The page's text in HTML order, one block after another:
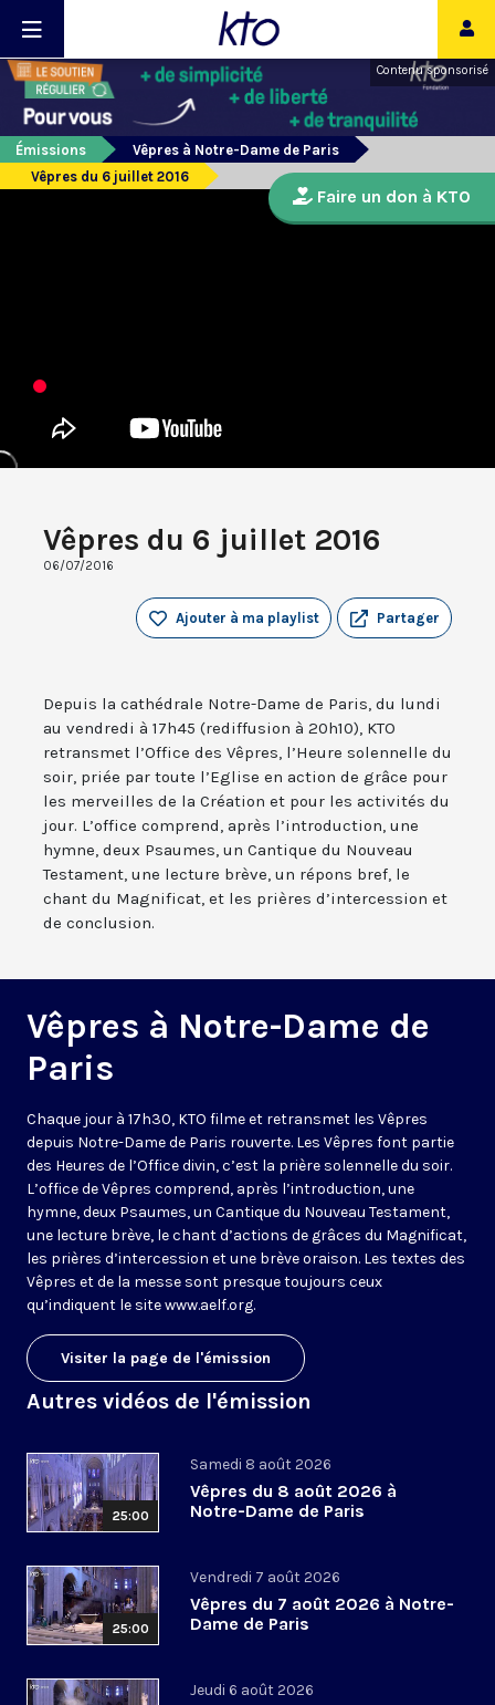
Contenu sponsorisé
Émissions
Vêpres à Notre-Dame de Paris
Vêpres du 6 juillet 2016
Vêpres du 6 juillet 2016
06/07/2016
Partager
Ajouter à ma playlist
Depuis la cathédrale Notre-Dame de Paris, du lundi
au vendredi à 17h45 (rediffusion à 20h10), KTO
retransmet l’Office des Vêpres, l’Heure solennelle du
soir, priée par toute l’Eglise en action de grâce pour
les merveilles de la Création et pour les activités du
jour. L’office comprend, après l’introduction, une
hymne, deux Psaumes, un Cantique du Nouveau
Testament, une lecture brève, un répons bref, le
chant du Magnificat, et les prières d’intercession et
de conclusion.
Vêpres à Notre-Dame de
Paris
Chaque jour à 17h30, KTO filme et retransmet les Vêpres
depuis Notre-Dame de Paris rouverte. Les Vêpres font partie
des Heures de l’Office divin, c’est la prière solennelle du soir.
L’office de Vêpres comprend, après l’introduction, une
hymne, deux Psaumes, un Cantique du Nouveau Testament,
une lecture brève, le chant d’actions de grâces du Magnificat,
les prières d’intercession et une brève oraison. Les textes des
Vêpres et de la messe sont presque toujours ceux
qu’indiquent le sitewww.aelf.org.
Visiter la page de l'émission
Autres vidéos de l'émission
25:00
Samedi 8 août 2026
Vêpres du 8 août 2026 à
Notre-Dame de Paris
25:00
Vendredi 7 août 2026
Vêpres du 7 août 2026 à Notre-
Dame de Paris
Jeudi 6 août 2026
Faire un don à KTO